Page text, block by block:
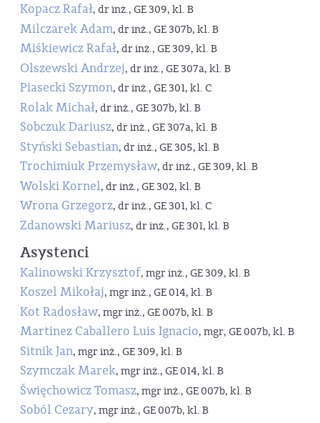
Kopacz Rafał, dr inż., GE 309, kl. B
Milczarek Adam, dr inż., GE 307b, kl. B
Miśkiewicz Rafał, dr inż., GE 309, kl. B
Olszewski Andrzej, dr inż., GE 307a, kl. B
Piasecki Szymon, dr inż., GE 301, kl. C
Rolak Michał, dr inż., GE 307b, kl. B
Sobczuk Dariusz, dr inż., GE 307a, kl. B
Styński Sebastian, dr inż., GE 305, kl. B
Trochimiuk Przemysław, dr inż., GE 309, kl. B
Wolski Kornel, dr inż., GE 302, kl. B
Wrona Grzegorz, dr inż., GE 301, kl. C
Zdanowski Mariusz, dr inż., GE 301, kl. B
Asystenci
Kalinowski Krzysztof, mgr inż., GE 309, kl. B
Koszel Mikołaj, mgr inż., GE 014, kl. B
Kot Radosław, mgr inż., GE 007b, kl. B
Martinez Caballero Luis Ignacio, mgr, GE 007b, kl. B
Sitnik Jan, mgr inż., GE 309, kl. B
Szymczak Marek, mgr inż., GE 014, kl. B
Święchowicz Tomasz, mgr inż., GE 007b, kl. B
Soból Cezary, mgr inż., GE 007b, kl. B